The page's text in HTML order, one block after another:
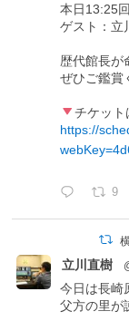
本日13:25
ゲスト：立
歴代館長が
ぜひご鑑賞
チケット
https://
9
立川直樹
今日は長崎
父方の里が